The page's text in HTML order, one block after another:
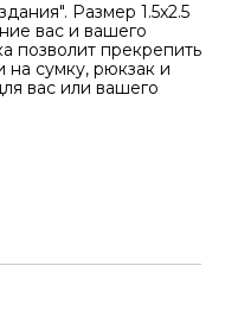
Размер 1.5x2.5
вас и вашего
позволит прекрепить
на сумку, рюкзак и
вас или вашего